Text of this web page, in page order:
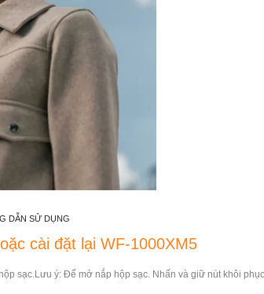
DẪN SỬ DỤNG
cài đặt lại WF-1000XM5
sạc.Lưu ý: Để mở nắp hộp sạc. Nhấn và giữ nút khôi